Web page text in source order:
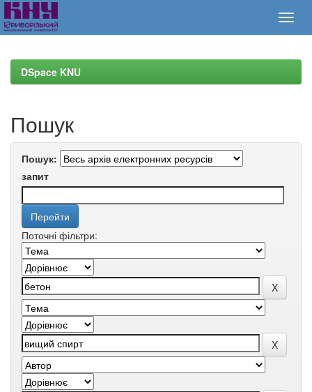
navigationDSpace KNU
Пошук
Пошук:
запит
Поточні фільтри: